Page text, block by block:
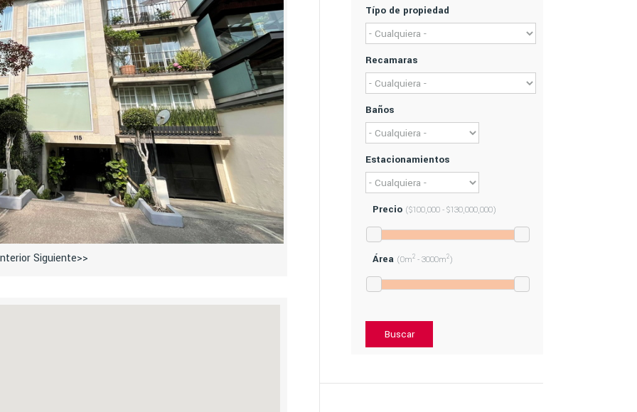
Típo de propiedad
Recamaras
Baños
Estacionamientos
Precio ($100,000 - $130,000,000)
Área (0m2 - 3000m2)
Buscar
Siguiente>>